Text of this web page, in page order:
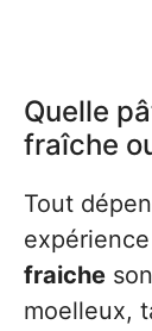
Quelle
fraîche
Tout
fraiche
moelleux,